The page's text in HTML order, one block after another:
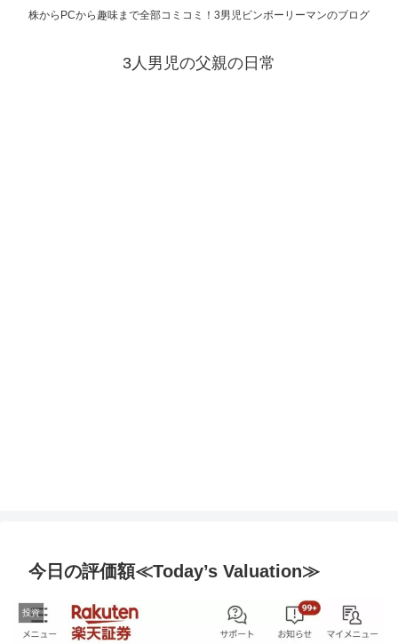
株からPCから趣味まで全部コミコミ！3男児ビンボーリーマンのブログ
3人男児の父親の日常
今日の評価額≪Today’s Valuation≫
投資